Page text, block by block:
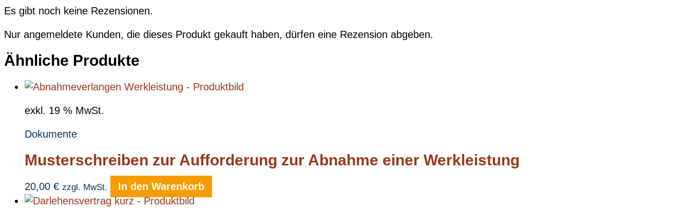
Es gibt noch keine Rezensionen.
Nur angemeldete Kunden, die dieses Produkt gekauft haben, dürfen eine Rezension abgeben.
Ähnliche Produkte
exkl. 19 % MwSt.
Dokumente
Musterschreiben zur Aufforderung zur Abnahme einer Werkleistung
20,00 € zzgl. MwSt. In den Warenkorb